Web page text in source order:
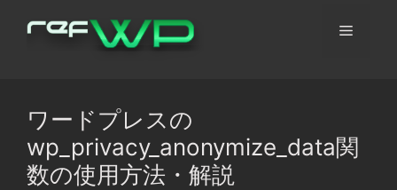
メ
ュ
ワードプレスの
wp_privacy_anonymize_data関
数の使用方法・解説